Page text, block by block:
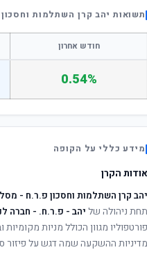
תשואות יהב קרן השתלמות
חודש אחרון
0.54%
מידע כללי על הקופה
אודות הקרן
יהב קרן השתלמות וחסכון פ.ר.ח -
תחת ניהולה שליהב - פ.ר.ח. - חברה
פורטפוליו מגוון הכולל מניות מקומיות
מדיניות ההשקעה שמה דגש על פיזור